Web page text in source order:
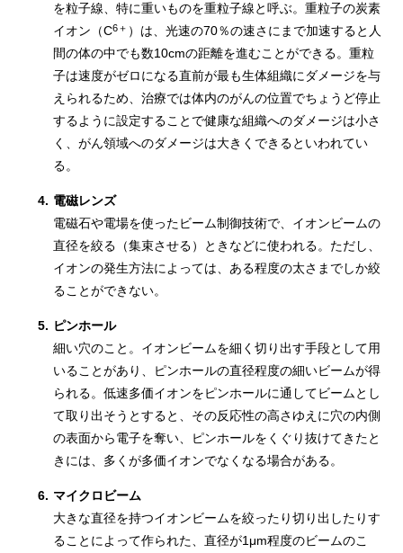
を粒子線、特に重いものを重粒子線と呼ぶ。重粒子の炭素
イオン（C6＋ ）は、光速の70％の速さにまで加速すると人
間の体の中でも数10cmの距離を進むことができる。重粒
子は速度がゼロになる直前が最も生体組織にダメージを与
えられるため、治療では体内のがんの位置でちょうど停止
するように設定することで健康な組織へのダメージは小さ
く、がん領域へのダメージは大きくできるといわれてい
る。
4. 電磁レンズ
電磁石や電場を使ったビーム制御技術で、イオンビームの
直径を絞る（集束させる）ときなどに使われる。ただし、
イオンの発生方法によっては、ある程度の太さまでしか絞
ることができない。
5. ピンホール
細い穴のこと。イオンビームを細く切り出す手段として用
いることがあり、ピンホールの直径程度の細いビームが得
られる。低速多価イオンをピンホールに通してビームとし
て取り出そうとすると、その反応性の高さゆえに穴の内側
の表面から電子を奪い、ピンホールをくぐり抜けてきたと
きには、多くが多価イオンでなくなる場合がある。
6. マイクロビーム
大きな直径を持つイオンビームを絞ったり切り出したりす
ることによって作られた、直径が1μm程度のビームのこ